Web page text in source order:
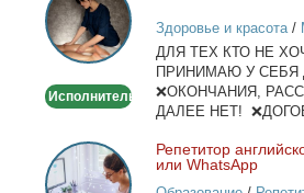
лица
и
тела
Исполнитель
Здоровье и красота/
ДЛЯ ТЕХ КТО НЕ
ПРИНИМАЮ У СЕБЯ
❌ОКОНЧАНИЯ,
ДАЛЕЕ НЕТ!
Репетитор
английского
Ре­пе­ти­тор
или WhatsApp